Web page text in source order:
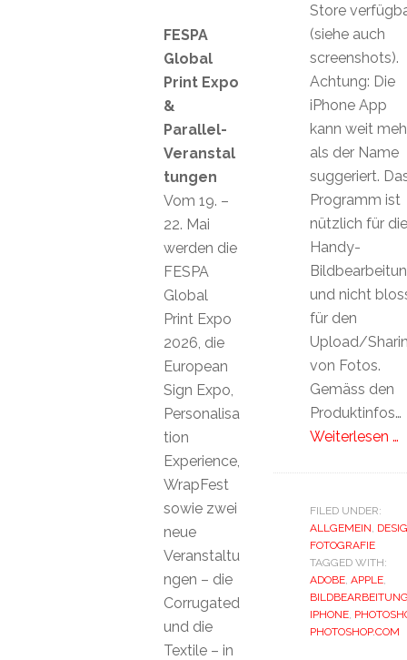
Store
(siehe auch
screenshots).
Achtung: Die
iPhone App
kann weit
als der Name
suggeriert.
Programm ist
nützlich für die
Handy-
und nicht
für den
Upload/
von Fotos.
Gemäss den
Produktinfos…
Weiterlesen …
FILED UNDER:
ALLGEMEIN,
FOTOGRAFIE
TAGGED WITH:
ADOBE, APPLE,
IPHONE,
PHOTOSHOP.COM
FESPA
Global
Print Expo
&
Parallel-
Veranstal
tungen
Vom 19. –
22. Mai
werden die
FESPA
Global
Print Expo
2026, die
European
Sign Expo,
Personalisa
tion
Experience,
WrapFest
sowie zwei
neue
Veranstaltu
ngen – die
Corrugated
und die
Textile – in